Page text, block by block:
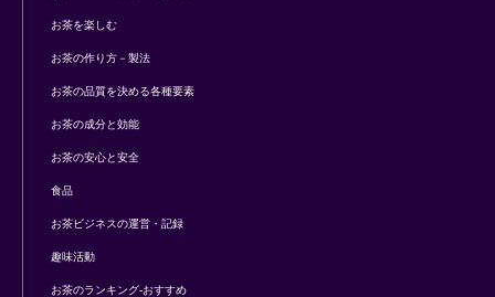
お茶を楽しむ
お茶の作り方－製法
お茶の品質を決める各種要素
お茶の成分と効能
お茶の安心と安全
食品
お茶ビジネスの運営・記録
趣味活動
お茶のランキング-おすすめ